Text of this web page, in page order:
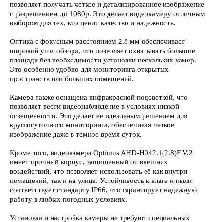
позволяет получать четкое и детализированное изображение
с разрешением до 1080p. Это делает видеокамеру отличным
выбором для тех, кто ценит качество и надежность.
Оптика с фокусным расстоянием 2.8 мм обеспечивает
широкий угол обзора, что позволяет охватывать большие
площади без необходимости установки нескольких камер.
Это особенно удобно для мониторинга открытых
пространств или больших помещений.
Камера также оснащена инфракрасной подсветкой, что
позволяет вести видеонаблюдение в условиях низкой
освещенности. Это делает её идеальным решением для
круглосуточного мониторинга, обеспечивая четкое
изображение даже в темное время суток.
Кроме того, видеокамера Optimus AHD-H042.1(2.8)F V.2
имеет прочный корпус, защищенный от внешних
воздействий, что позволяет использовать её как внутри
помещений, так и на улице. Устойчивость к влаге и пыли
соответствует стандарту IP66, что гарантирует надежную
работу в любых погодных условиях.
Установка и настройка камеры не требуют специальных